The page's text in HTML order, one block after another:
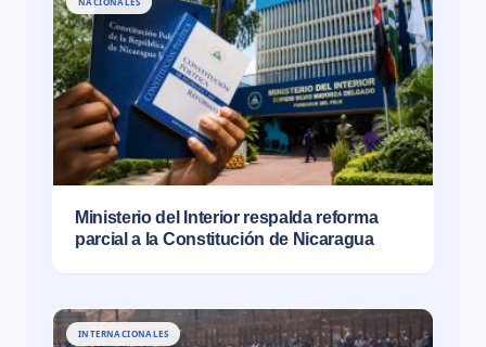
Ministerio del Interior respalda reforma
parcial a la Constitución de Nicaragua
INTERNACIONALES